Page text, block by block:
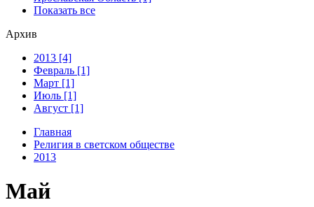
Показать все
Архив
2013 [4]
Февраль [1]
Март [1]
Июль [1]
Август [1]
Главная
Религия в светском обществе
2013
Май